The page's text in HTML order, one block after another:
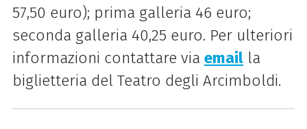
57,50 euro); prima galleria 46 euro;
seconda galleria 40,25 euro. Per ulteriori
informazioni contattare via emailla
biglietteria del Teatro degli Arcimboldi.